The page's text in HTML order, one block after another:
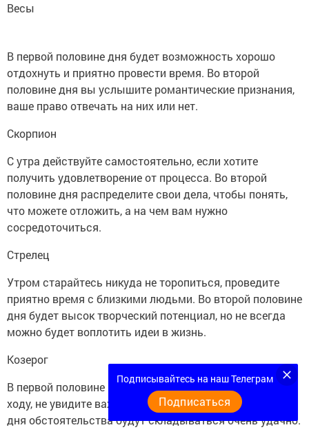
Весы
В первой половине дня будет возможность хорошо
отдохнуть и приятно провести время. Во второй
половине дня вы услышите романтические признания,
ваше право отвечать на них или нет.
Скорпион
С утра действуйте самостоятельно, если хотите
получить удовлетворение от процесса. Во второй
половине дня распределите свои дела, чтобы понять,
что можете отложить, а на чем вам нужно
сосредоточиться.
Стрелец
Утром старайтесь никуда не торопиться, проведите
приятно время с близкими людьми. Во второй половине
дня будет высок творческий потенциал, но не всегда
можно будет воплотить идеи в жизнь.
Козерог
В первой половине не принимайте важные решения на
ходу, не увидите важные мелочи. Во второй половине
дня обстоятельства будут складываться очень удачно.
Подписывайтесь на наш Телеграм
Подписаться